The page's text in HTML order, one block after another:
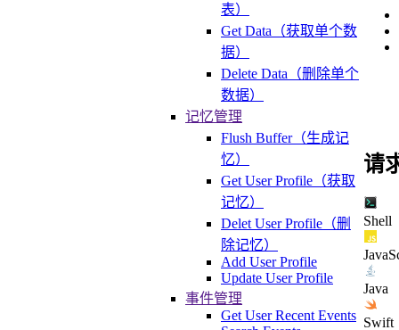
表）
Get Data（获取单个数
据）
Delete Data（删除单个
数据）
记忆管理
Flush Buffer（生成记
忆）
Get User Profile（获取
记忆）
Delet User Profile（删
除记忆）
Add User Profile
Update User Profile
事件管理
Get User Recent Events
请
Shell
Java
Swift